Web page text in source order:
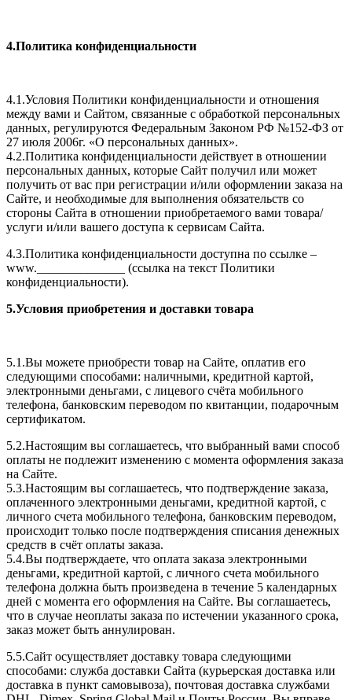
4.Политика конфиденциальности
4.1.Условия Политики конфиденциальности и отношения
между вами и Сайтом, связанные с обработкой персональных
данных, регулируются Федеральным Законом РФ №152-ФЗ от
27 июля 2006г. «О персональных данных».
4.2.Политика конфиденциальности действует в отношении
персональных данных, которые Сайт получил или может
получить от вас при регистрации и/или оформлении заказа на
Сайте, и необходимые для выполнения обязательств со
стороны Сайта в отношении приобретаемого вами товара/
услуги и/или вашего доступа к сервисам Сайта.
4.3.Политика конфиденциальности доступна по ссылке –
www.______________ (ссылка на текст Политики
конфиденциальности).
5.Условия приобретения и доставки товара
5.1.Вы можете приобрести товар на Сайте, оплатив его
следующими способами: наличными, кредитной картой,
электронными деньгами, с лицевого счёта мобильного
телефона, банковским переводом по квитанции, подарочным
сертификатом.
5.2.Настоящим вы соглашаетесь, что выбранный вами способ
оплаты не подлежит изменению с момента оформления заказа
на Сайте.
5.3.Настоящим вы соглашаетесь, что подтверждение заказа,
оплаченного электронными деньгами, кредитной картой, с
личного счета мобильного телефона, банковским переводом,
происходит только после подтверждения списания денежных
средств в счёт оплаты заказа.
5.4.Вы подтверждаете, что оплата заказа электронными
деньгами, кредитной картой, с личного счета мобильного
телефона должна быть произведена в течение 5 календарных
дней с момента его оформления на Сайте. Вы соглашаетесь,
что в случае неоплаты заказа по истечении указанного срока,
заказ может быть аннулирован.
5.5.Сайт осуществляет доставку товара следующими
способами: служба доставки Сайта (курьерская доставка или
доставка в пункт самовывоза), почтовая доставка службами